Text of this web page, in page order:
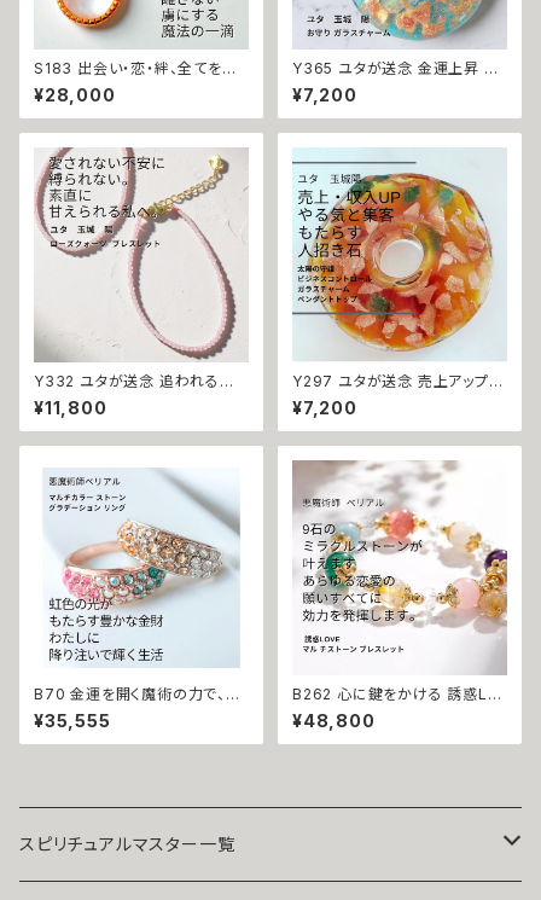
S183 出会い・恋・絆、全てを甘く
結びつける 恋愛成就 ピーチ ド
ロップ ローズクォーツネックレ
ス 心を虜にする魔法 パワースト
ピティ 恋愛運 上昇 お守り 願い
叶う 婚活 縁結び 天然石 恋守り
片思い 縁結び 対人運
¥28,000
Y365 ユタが送念 金運上昇 恵
みが降り注ぎ豊かさが満ちる 太
陽の守護 てぃだの金珠 しずく
お守り ガラスチャーム 沖縄 海
祷 金運 財運 幸運 強力
¥7,200
Y332 ユタが送念 追われる恋
へ 愛されない不安から解放され
る ローズクォーツ パワーストー
ン ブレスレット 天然石 御守り
引き寄せ 愛され力 おまじない
占い 開運 家庭運 子宝 子授け
お守り 潜在能力開花 祈祷 沖縄
海 エネルギー ユタ ネイチャー
パワー ちゅら
¥11,800
Y297 ユタが送念 売上アップ
やる気をもたらす ビジネスコン
トロール ガラスチャーム ペンダ
ントトップ 仕事運 商売運 就活
ジネス運 チャンス 成功 沖縄 魅
力 ネイチャーパワー お守り 御
守り 祈祷師 最強 強力 パワース
トーン
¥7,200
B70 金運を開く魔術の力で、成
功を引き寄せる 悪魔術 マルチ
カラー シトリンカラー ストーン
グラデーション リング 悪魔術師
ンド 大開運 金運 財運 幸運 願
物 魔術師 魔法 強力
¥35,555
B262 心に鍵をかける 誘惑LO
VEブレスレット 幸せになれる
悪魔術師 べリアル 願望成就 天
然石 マルチストーン ブレスレッ
縁 引き寄せ 叶う マルチカラー
¥48,800
スピリチュアルマスター一覧